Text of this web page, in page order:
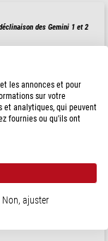
des Gemini 1 et 2
semaines
pour ascension droite
les annonces et pour
sur votre
analytiques, qui peuvent
fournies ou qu'ils ont
Non, ajuster